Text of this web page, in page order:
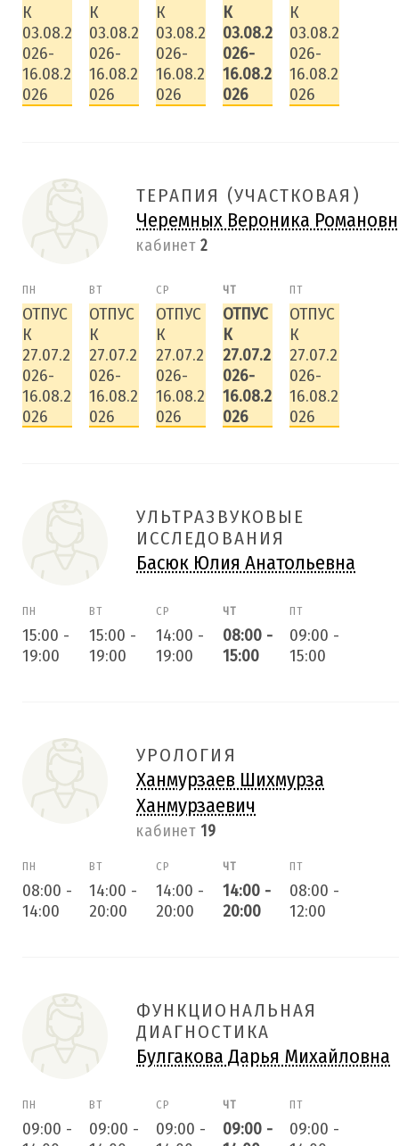
К
03.08.2
026-
16.08.2
026
К
03.08.2
026-
16.08.2
026
К
03.08.2
026-
16.08.2
026
К
03.08.2
026-
16.08.2
026
К
03.08.2
026-
16.08.2
026
ТЕРАПИЯ (УЧАСТКОВАЯ)
Черемных Вероника
кабинет 2
ПН
ОТПУС
К
27.07.2
026-
16.08.2
026
ВТ
ОТПУС
К
27.07.2
026-
16.08.2
026
СР
ОТПУС
К
27.07.2
026-
16.08.2
026
ЧТ
ОТПУС
К
27.07.2
026-
16.08.2
026
ПТ
ОТПУС
К
27.07.2
026-
16.08.2
026
УЛЬТРАЗВУКОВЫЕ
ИССЛЕДОВАНИЯ
Басюк Юлия Анатольевна
ПН
15:00 -
19:00
ВТ
15:00 -
19:00
СР
14:00 -
19:00
ЧТ
08:00 -
15:00
ПТ
09:00 -
15:00
УРОЛОГИЯ
Ханмурзаев Шихмурза
Ханмурзаевич
кабинет 19
ПН
08:00 -
14:00
ВТ
14:00 -
20:00
СР
14:00 -
20:00
ЧТ
14:00 -
20:00
ПТ
08:00 -
12:00
ФУНКЦИОНАЛЬНАЯ
ДИАГНОСТИКА
Булгакова Дарья Михайловна
ПН
09:00 -
ВТ
09:00 -
СР
09:00 -
ЧТ
09:00 -
ПТ
09:00 -